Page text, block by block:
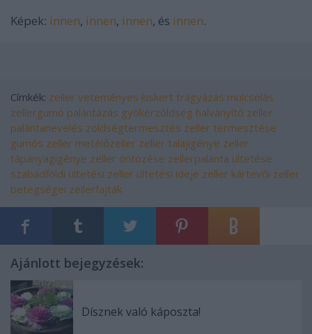
Képek: innen, innen, innen, és innen.
Címkék: zeller veteményes kiskert trágyázás mulcsolás
zellergumó palántázás gyökérzöldség halványító zeller
palántanevelés zöldségtermesztés zeller termesztése
gumós zeller metélőzeller zeller talajigénye zeller
tápanyagigénye zeller öntözése zellerpalánta ültetése
szabadföldi ültetési zeller ültetési ideje zeller kártevői zeller
betegségei zellerfajták
Ajánlott bejegyzések:
Dísznek való káposzta!